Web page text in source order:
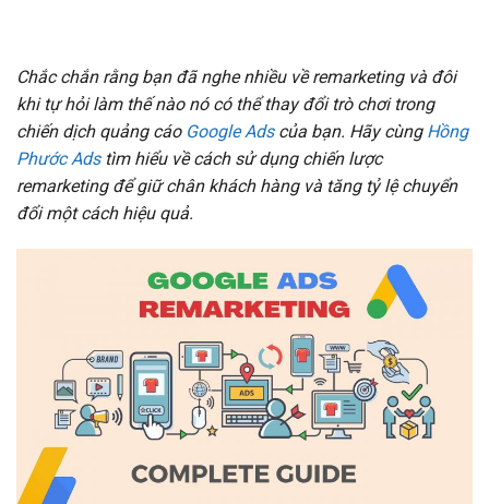
Chắc chắn rằng bạn đã nghe nhiều về remarketing và đôi
khi tự hỏi làm thế nào nó có thể thay đổi trò chơi trong
chiến dịch quảng cáo Google Adscủa bạn. Hãy cùng Hồng
Phước Adstìm hiểu về cách sử dụng chiến lược
remarketing để giữ chân khách hàng và tăng tỷ lệ chuyển
đổi một cách hiệu quả.